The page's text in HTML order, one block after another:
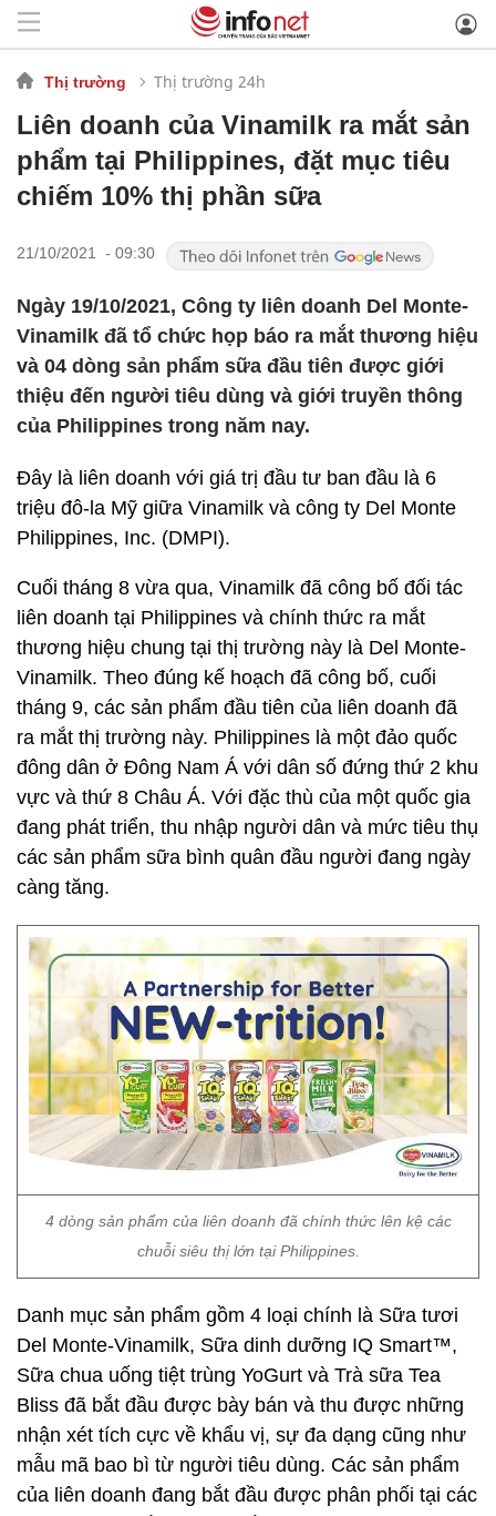
Thị trường Thị trường 24h
Liên doanh của Vinamilk ra mắt sản
phẩm tại Philippines, đặt mục tiêu
chiếm 10% thị phần sữa
21/10/2021 - 09:30
Ngày 19/10/2021, Công ty liên doanh Del Monte-
Vinamilk đã tổ chức họp báo ra mắt thương hiệu
và 04 dòng sản phẩm sữa đầu tiên được giới
thiệu đến người tiêu dùng và giới truyền thông
của Philippines trong năm nay.
Đây là liên doanh với giá trị đầu tư ban đầu là 6
triệu đô-la Mỹ giữa Vinamilk và công ty Del Monte
Philippines, Inc. (DMPI).
Cuối tháng 8 vừa qua, Vinamilk đã công bố đối tác
liên doanh tại Philippines và chính thức ra mắt
thương hiệu chung tại thị trường này là Del Monte-
Vinamilk. Theo đúng kế hoạch đã công bố, cuối
tháng 9, các sản phẩm đầu tiên của liên doanh đã
ra mắt thị trường này. Philippines là một đảo quốc
đông dân ở Đông Nam Á với dân số đứng thứ 2 khu
vực và thứ 8 Châu Á. Với đặc thù của một quốc gia
đang phát triển, thu nhập người dân và mức tiêu thụ
các sản phẩm sữa bình quân đầu người đang ngày
càng tăng.
4 dòng sản phẩm của liên doanh đã chính thức lên kệ các
chuỗi siêu thị lớn tại Philippines.
Danh mục sản phẩm gồm 4 loại chính là Sữa tươi
Del Monte-Vinamilk, Sữa dinh dưỡng IQ Smart™,
Sữa chua uống tiệt trùng YoGurt và Trà sữa Tea
Bliss đã bắt đầu được bày bán và thu được những
nhận xét tích cực về khẩu vị, sự đa dạng cũng như
mẫu mã bao bì từ người tiêu dùng. Các sản phẩm
của liên doanh đang bắt đầu được phân phối tại các